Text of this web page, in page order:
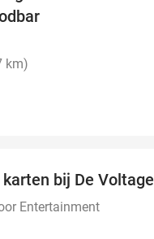
km)
bij De Voltage
Entertainment